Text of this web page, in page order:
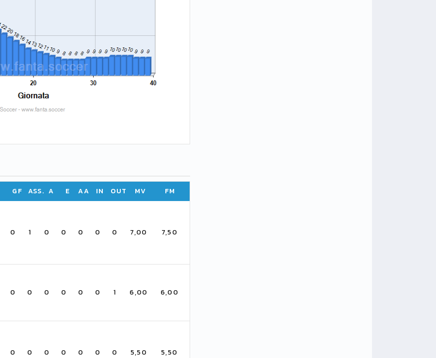
GF ASS. A E AA IN OUT MV FM
0 1 0 0 0 0 0 7,00 7,50
0 0 0 0 0 0 1 6,00 6,00
0 0 0 0 0 0 0 5,50 5,50